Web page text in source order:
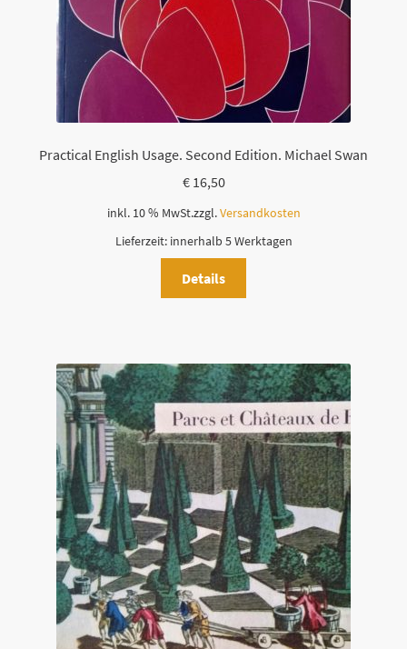
Practical English Usage. Second Edition. Michael Swan
€16,50
inkl. 10 % MwSt.zzgl.Versandkosten
Lieferzeit: innerhalb 5 Werktagen
Details